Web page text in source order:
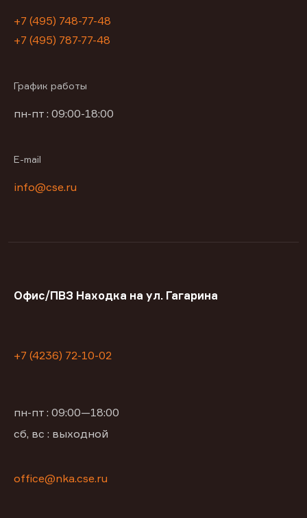
+7 (495) 748-77-48
+7 (495) 787-77-48
График работы
пн-пт : 09:00-18:00
E-mail
info@cse.ru
Офис/ПВЗ Находка на ул. Гагарина
+7 (4236) 72-10-02
пн-пт : 09:00—18:00
сб, вс : выходной
office@nka.cse.ru